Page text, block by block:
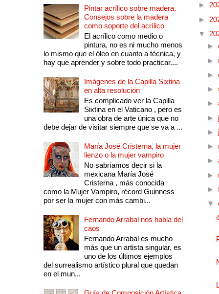
Pintar acrílico sobre madera.
Consejos sobre la madera
como soporte del acrílico
El acrílico como medio o
pintura, no es ni mucho menos
lo mismo que el óleo en cuanto a técnica, y
hay que aprender y sobre todo practicar....
Imágenes de la Capilla Sixtina
en alta resolución
Es complicado ver la Capilla
Sixtina en el Vaticano , pero es
una obra de arte única que no
debe dejar de visitar siempre que se va a ...
María José Cristerna, la mujer
lienzo o la mujer vampiro
No sabríamos decir si la
mexicana María José
Cristerna , más conocida
como la Mujer Vampiro, récord Guinness
por ser la mujer con más cambi...
Fernando Arrabal nos habla del
caos
Fernando Arrabal es mucho
más que un artista singular, es
uno de los últimos ejemplos
del surrealismo artístico plural que quedan
en el mun...
►
►
▼
►
►
►
►
►
►
►
►
►
►
►
▼